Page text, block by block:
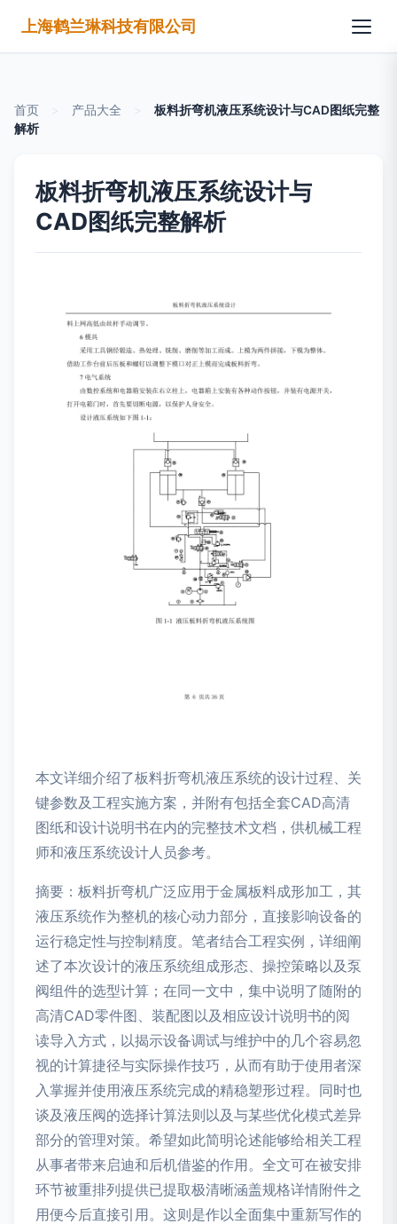
上海鹤兰琳科技有限公司
首页 产品大全
板料折弯机液压系统设计与CAD图纸完整
解析
板料折弯机液压系统设计与
CAD图纸完整解析
本文详细介绍了板料折弯机液压系统的设计过程、关
键参数及工程实施方案，并附有包括全套CAD高清
图纸和设计说明书在内的完整技术文档，供机械工程
师和液压系统设计人员参考。
摘要：板料折弯机广泛应用于金属板料成形加工，其
液压系统作为整机的核心动力部分，直接影响设备的
运行稳定性与控制精度。笔者结合工程实例，详细阐
述了本次设计的液压系统组成形态、操控策略以及泵
阀组件的选型计算；在同一文中，集中说明了随附的
高清CAD零件图、装配图以及相应设计说明书的阅
读导入方式，以揭示设备调试与维护中的几个容易忽
视的计算捷径与实际操作技巧，从而有助于使用者深
入掌握并使用液压系统完成的精稳塑形过程。同时也
谈及液压阀的选择计算法则以及与某些优化模式差异
部分的管理对策。希望如此简明论述能够给相关工程
从事者带来启迪和后机借鉴的作用。全文可在被安排
环节被重排列提供已提取极清晰涵盖规格详情附件之
用便今后直接引用。这则是作以全面集中重新写作的